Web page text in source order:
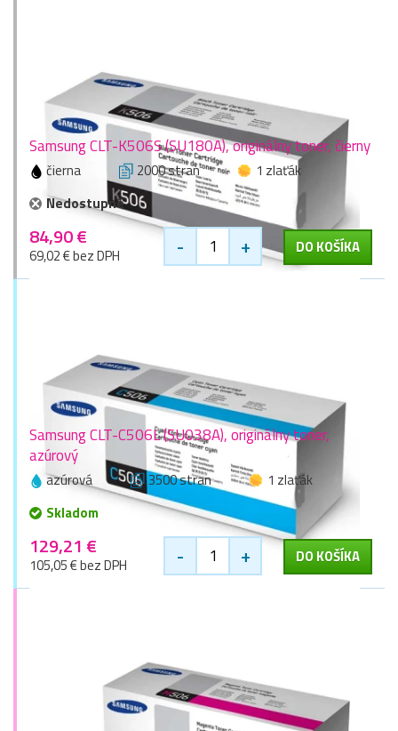
Samsung CLT-K506S (SU180A), originálny toner, čierny
čierna 2000 stran
1 zlaťák
Nedostupné
84,90 €
69,02 € bez DPH - + DO KOŠÍKA
Samsung CLT-C506L (SU038A), originálny toner,
azúrový
azúrová 3500 stran
1 zlaťák
Skladom
129,21 €
105,05 € bez DPH - + DO KOŠÍKA